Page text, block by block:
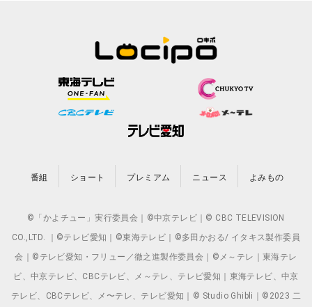
番組 ショート プレミアム ニュース よみもの
©「かよチュー」実行委員会｜©中京テレビ｜© CBC TELEVISION
CO.,LTD. ｜©テレビ愛知｜©東海テレビ｜©多田かおる/ イタキス製作委員
会｜©テレビ愛知・フリュー／徹之進製作委員会｜©メ～テレ｜東海テレ
ビ、中京テレビ、CBCテレビ、メ～テレ、テレビ愛知｜東海テレビ、中京
テレビ、CBCテレビ、メ〜テレ、テレビ愛知｜© Studio Ghibli｜©2023 二